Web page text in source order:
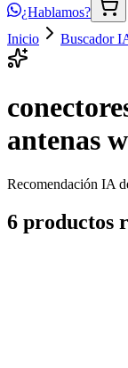
¿Hablamos?
Inicio
Buscador
antenas
Recomendación IA
6 productos